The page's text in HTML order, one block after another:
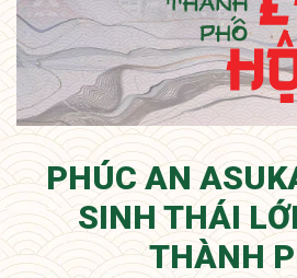
PHÚC AN
SINH THÁI
THÀNH